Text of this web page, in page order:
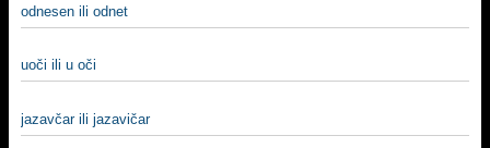
odnesen ili odnet
uoči ili u oči
jazavčar ili jazavičar